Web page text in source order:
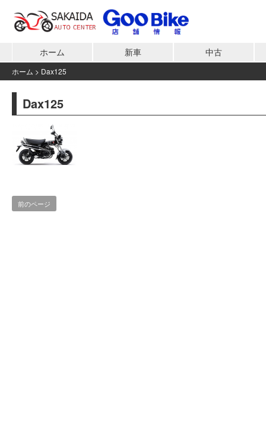
ホーム 新車 中古
ホーム > Dax125
Dax125
前のページ